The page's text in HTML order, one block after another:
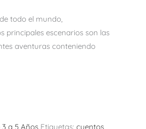
todo el mundo,
principales escenarios son las
aventuras conteniendo
3 a 5 Años Etiquetas: cuentos